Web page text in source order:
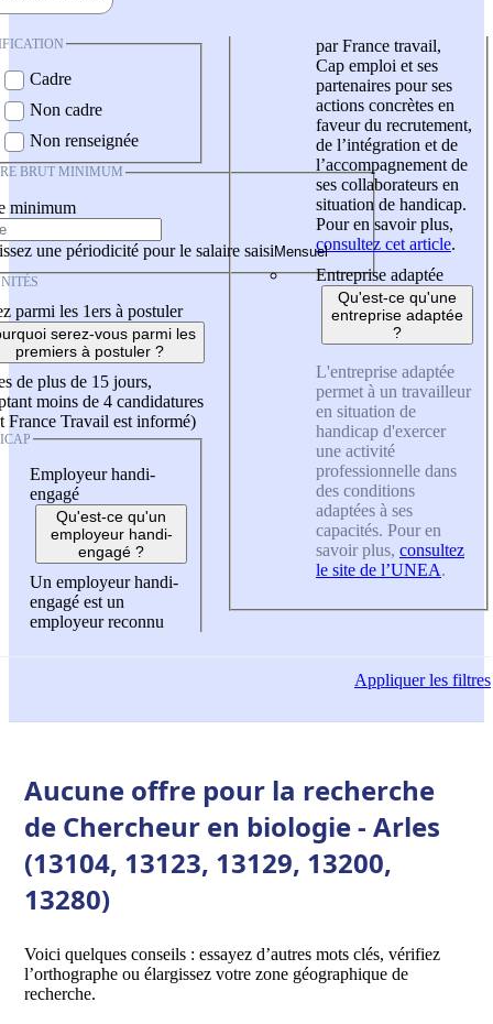
Cadre
Non cadre
Non renseignée
BRUT MINIMUM
minimum
une périodicité pour le salaire saisi
parmi les 1ers à postuler
serez-vous parmi les
premiers à postuler ?
de plus de 15 jours,
moins de 4 candidatures
France Travail est informé)
Employeur handi-
engagé
Qu'est-ce qu'un
employeur handi-
engagé ?
Un employeur handi-
engagé est un
employeur reconnu
par France travail,
Cap emploi et ses
partenaires pour ses
actions concrètes en
faveur du recrutement,
de l’intégration et de
l’accompagnement de
ses collaborateurs en
situation de handicap.
Pour en savoir plus,
consultez cet article.
Entreprise adaptée
Qu'est-ce qu'une
entreprise adaptée
?
L'entreprise adaptée
permet à un travailleur
en situation de
handicap d'exercer
une activité
professionnelle dans
des conditions
adaptées à ses
capacités. Pour en
savoir plus, consultez
le site de l’UNEA.
Appliquerles filtres
Aucune offre pour la recherche
de Chercheur en biologie - Arles
(13104, 13123, 13129, 13200,
13280)
Voici quelques conseils : essayez d’autres mots clés, vérifiez
l’orthographe ou élargissez votre zone géographique de
recherche.